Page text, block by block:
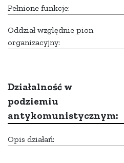
Pełnione funkcje:
Oddział względnie pion
organizacyjny:
Działalność w
podziemiu
antykomunistycznym:
Opis działań: